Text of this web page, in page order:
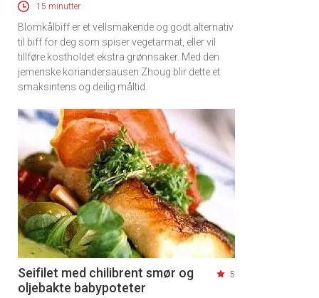
15 minutter
Blomkålbiff er et vellsmakende og godt alternativ
til biff for deg som spiser vegetarmat, eller vil
tillføre kostholdet ekstra grønnsaker. Med den
jemenske koriandersausen Zhoug blir dette et
smaksintens og deilig måltid.
Seifilet med chilibrent smør og
oljebakte babypoteter
5